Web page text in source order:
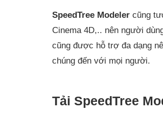
SpeedTree Modeler cũng
Cinema 4D,.. nên người
cũng được hỗ trợ đa dạng
chúng đến với mọi người.
Tải SpeedTree